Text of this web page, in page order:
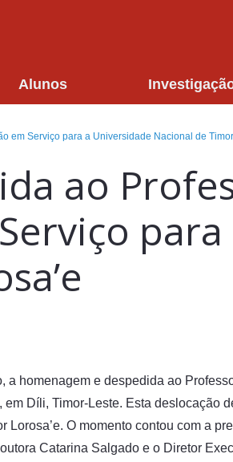
Alunos
em Serviço para a Universidade Nacional de
ao
homenagem e despedida ao
Díli, Timor-Leste. Esta deslocação
O momento contou com a
Catarina Salgado e o Diretor